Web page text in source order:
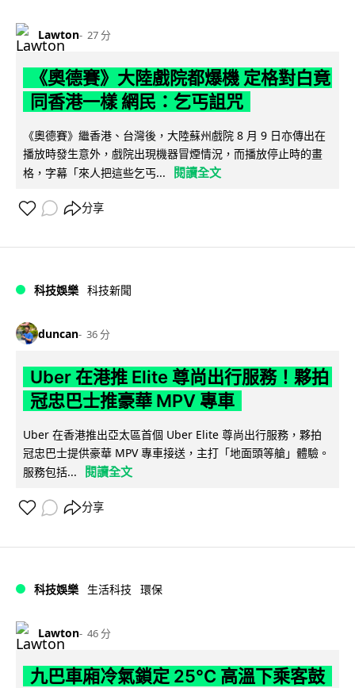
Lawton 27 分
《奧德賽》大陸戲院都爆機 定格對白竟
同香港一樣 網民：乞丐詛咒
《奧德賽》繼香港、台灣後，大陸蘇州戲院 8 月 9 日亦傳出在
播放時發生意外，戲院出現機器冒煙情況，而播放停止時的畫
格，字幕「來人把這些乞丐...
閱讀全文
分享
科技娛樂 科技新聞
duncan 36 分
Uber 在港推 Elite 尊尚出行服務！夥拍
冠忠巴士推豪華 MPV 專車
Uber 在香港推出亞太區首個 Uber Elite 尊尚出行服務，夥拍
冠忠巴士提供豪華 MPV 專車接送，主打「地面頭等艙」體驗。
服務包括...
閱讀全文
分享
科技娛樂 生活科技 環保
Lawton 46 分
九巴車廂冷氣鎖定 25°C 高溫下乘客鼓